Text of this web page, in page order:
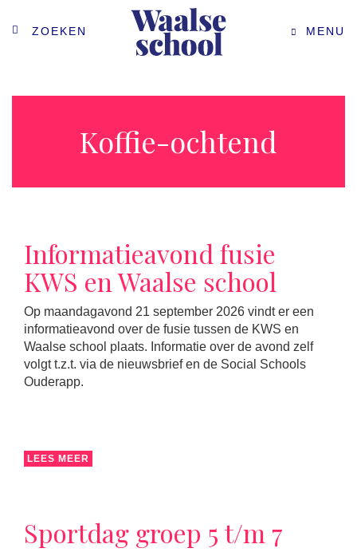
ZOEKEN MENU
Koffie-ochtend
Informatieavond fusie
KWS en Waalse school
Op maandagavond 21 september 2026 vindt er een
informatieavond over de fusie tussen de KWS en
Waalse school plaats. Informatie over de avond zelf
volgt t.z.t. via de nieuwsbrief en de Social Schools
Ouderapp.
LEES MEER
Sportdag groep 5 t/m 7